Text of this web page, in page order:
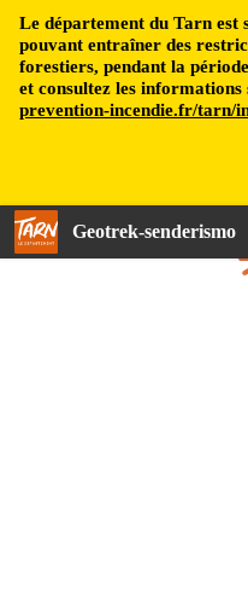
Le département du Tarn est
pouvant entraîner des
forestiers, pendant la
et consultez les informations
prevention-incendie.fr/tarn/
Geotrek-senderismo